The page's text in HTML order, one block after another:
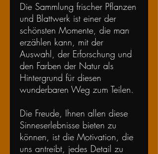
Die Sammlung frischer Pflanzen
und Blattwerk ist einer der
schönsten Momente, die man
erzählen kann, mit der
Auswahl, der Erforschung und
den Farben der Natur als
Hintergrund für diesen
wunderbaren Weg zum Teilen.
Die Freude, Ihnen allen diese
Sinneserlebnisse bieten zu
können, ist die Motivation, die
uns antreibt, jedes Detail zu